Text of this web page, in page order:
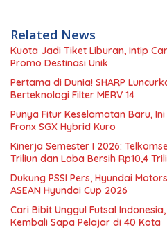
Related News
Kuota Jadi Tiket Liburan, Intip
Promo Destinasi Unik
Pertama di Dunia! SHARP
Berteknologi Filter MERV 14
Punya Fitur Keselamatan Baru,
Fronx SGX Hybrid Kuro
Kinerja Semester I 2026:
Triliun dan Laba Bersih Rp10,4
Dukung PSSI Pers, Hyundai
ASEAN Hyundai Cup 2026
Cari Bibit Unggul Futsal
Kembali Sapa Pelajar di 40 Kota